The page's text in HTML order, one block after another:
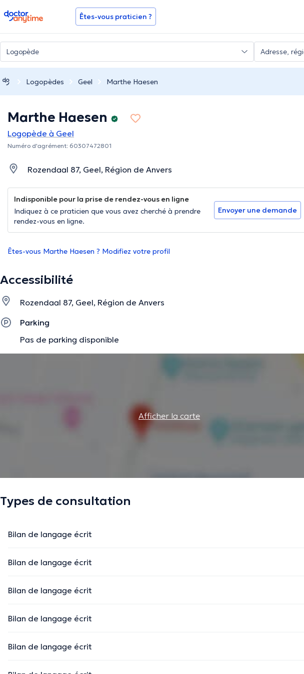
doctoranytime Êtes-vous praticien ?
Logopèdes Geel Marthe Haesen
Marthe Haesen
Logopède à Geel
Numéro d'agrément: 60307472801
Rozendaal 87, Geel, Région de Anvers
Indisponible pour la prise de rendez-vous en ligne
Indiquez à ce praticien que vous avez cherché à prendre
rendez-vous en ligne.
Envoyer une demande
Êtes-vous Marthe Haesen ? Modifiez votre profil
Accessibilité
Rozendaal 87, Geel, Région de Anvers
Parking
Pas de parking disponible
Afficher la carte
Types de consultation
Bilan de langage écrit
Bilan de langage écrit
Bilan de langage écrit
Bilan de langage écrit
Bilan de langage écrit